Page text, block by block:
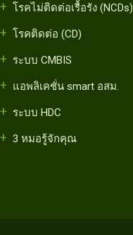
โรคไม่ติดต่อเรื้อรัง (NCDs)
โรคติดต่อ (CD)
ระบบ CMBIS
แอพลิเคชั่น smart อสม.
ระบบ HDC
3 หมอรู้จักคุณ